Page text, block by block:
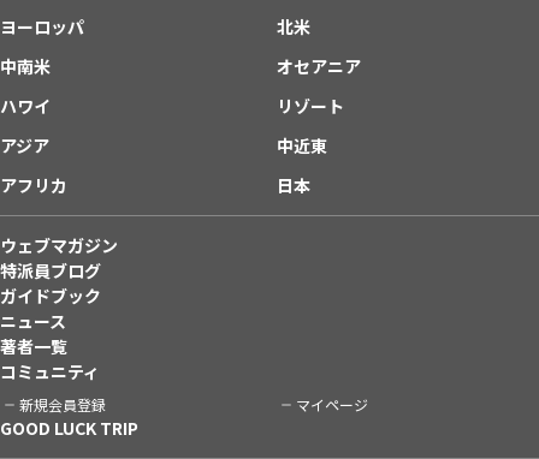
ヨーロッパ
北米
中南米
オセアニア
ハワイ
リゾート
アジア
中近東
アフリカ
日本
ウェブマガジン
特派員ブログ
ガイドブック
ニュース
著者一覧
コミュニティ
新規会員登録 マイページ
GOOD LUCK TRIP